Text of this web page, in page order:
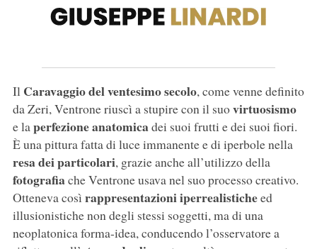
Il Caravaggio del ventesimo secolo, come venne definito
da Zeri, Ventrone riuscì a stupire con il suovirtuosismo
e laperfezione anatomicadei suoi frutti e dei suoi fiori.
È una pittura fatta di luce immanente e di iperbole nella
resa dei particolari, grazie anche all’utilizzo della
fotografiache Ventrone usava nel suo processo creativo.
Otteneva così rappresentazioni iperrealisticheed
illusionistiche non degli stessi soggetti, ma di una
neoplatonica forma-idea, conducendo l’osservatore a